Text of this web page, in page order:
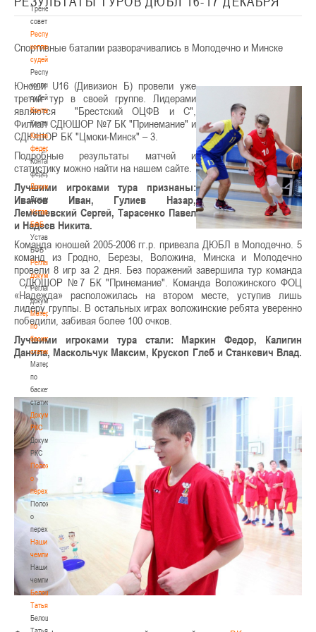
Тренерский
совет
Республиканская
коллегия
судей
Республиканская
коллегия
судей
Контакты
Контакты
Контакты
федерации
Контакты
федерации
Документы
Документы
Устав
БФБ
Устав
БФБ
Регламентирующие
документы
Регламентирующие
документы
Материалы
по
баскетбольной
статистике
Материалы
по
баскетбольной
статистике
Документы
РКС
Документы
РКС
Положение
о
переходах
Положение
о
переходах
Наши
чемпионы
Наши
чемпионы
Белошапко
Татьяна
Белошапко
Татьяна
Спортивные баталии разворачивались в Молодечно и Минске
Юноши U16 (Дивизион Б) провели уже
третий тур в своей группе. Лидерами
являются "Брестский ОЦФВ и С",
Филиал СДЮШОР №7 БК "Принемание" и
СДЮШОР БК "Цмоки-Минск" – 3.
Подробные результаты матчей и
статистику можно найти на нашем сайте.
Лучшими игроками тура признаны:
Иванов Иван, Гулиев Назар,
Лемешевский Сергей, Тарасенко Павел
и Надеев Никита.
Команда юношей 2005-2006 гг.р. привезла ДЮБЛ в Молодечно. 5
команд из Гродно, Березы, Воложина, Минска и Молодечно
провели 8 игр за 2 дня. Без поражений завершила тур команда
СДЮШОР №7 БК "Принемание". Команда Воложинского ФОЦ
«Надежда» расположилась на втором месте, уступив лишь
лидеру группы. В остальных играх воложинские ребята уверенно
победили, забивая более 100 очков.
Лучшими игроками тура стали: Маркин Федор, Калигин
Данила, Маскольчук Максим, Крускоп Глеб и Станкевич Влад.